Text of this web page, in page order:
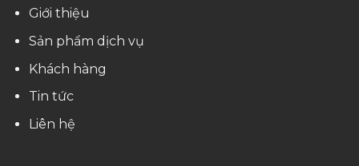
Giới thiệu
Sản phẩm dịch vụ
Khách hàng
Tin tức
Liên hệ